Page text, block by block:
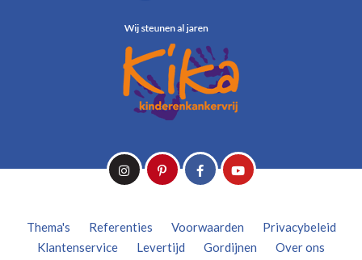
Thema's Referenties Voorwaarden
Privacybeleid
Klantenservice
Levertijd Gordijnen
Over ons